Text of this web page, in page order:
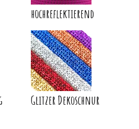
hochreflektierend
Glitzer Dekoschnur